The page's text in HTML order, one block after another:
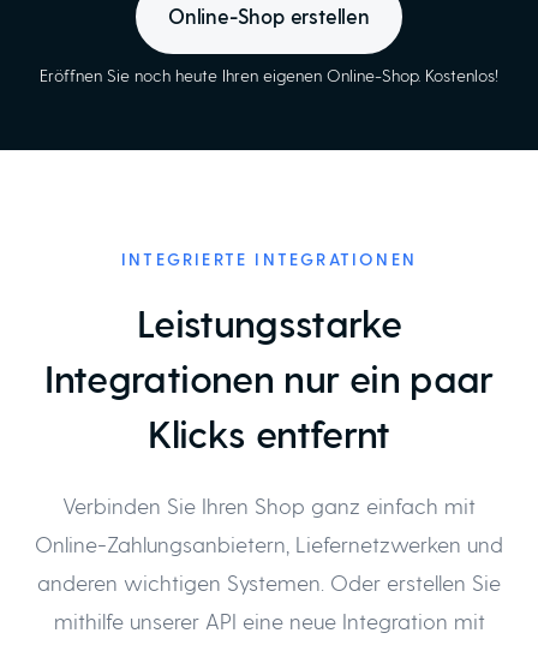
Online-Shop erstellen
Eröffnen Sie noch heute Ihren eigenen Online-Shop. Kostenlos!
INTEGRIERTE INTEGRATIONEN
Leistungsstarke
Integrationen nur ein paar
Klicks entfernt
Verbinden Sie Ihren Shop ganz einfach mit
Online-Zahlungsanbietern, Liefernetzwerken und
anderen wichtigen Systemen. Oder erstellen Sie
mithilfe unserer API eine neue Integration mit